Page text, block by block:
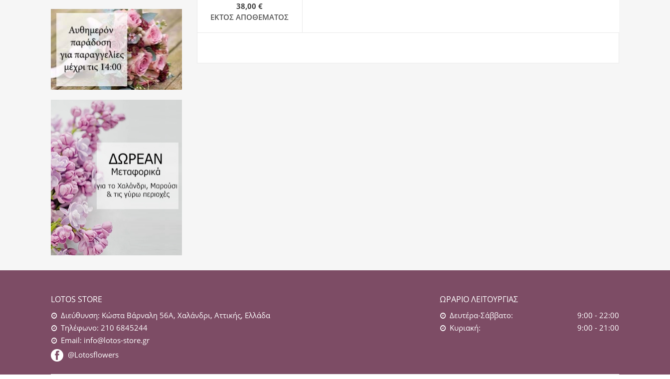
38,00 €
ΕΚΤΌΣ ΑΠΟΘΈΜΑΤΟΣ
LOTOS STORE
Διεύθυνση: Κώστα Βάρναλη 56Α, Χαλάνδρι, Αττικής, Ελλάδα
Τηλέφωνο: 210 6845244
Email: info@lotos-store.gr
@Lotosflowers
ΩΡΆΡΙΟ ΛΕΙΤΟΥΡΓΊΑΣ
Δευτέρα-Σάββατο:
9:00 - 22:00
Κυριακή:
9:00 - 21:00